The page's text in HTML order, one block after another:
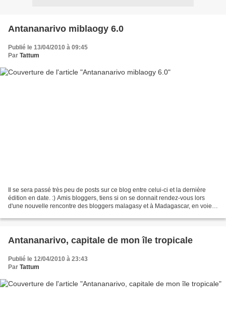
Antananarivo miblaogy 6.0
Publié le 13/04/2010 à 09:45
Par Tattum
Il se sera passé très peu de posts sur ce blog entre celui-ci et la dernière
édition en date. :) Amis bloggers, tiens si on se donnait rendez-vous lors
d'une nouvelle rencontre des bloggers malagasy et à Madagascar, en voie
Antananarivo, capitale de mon île tropicale
Publié le 12/04/2010 à 23:43
Par Tattum